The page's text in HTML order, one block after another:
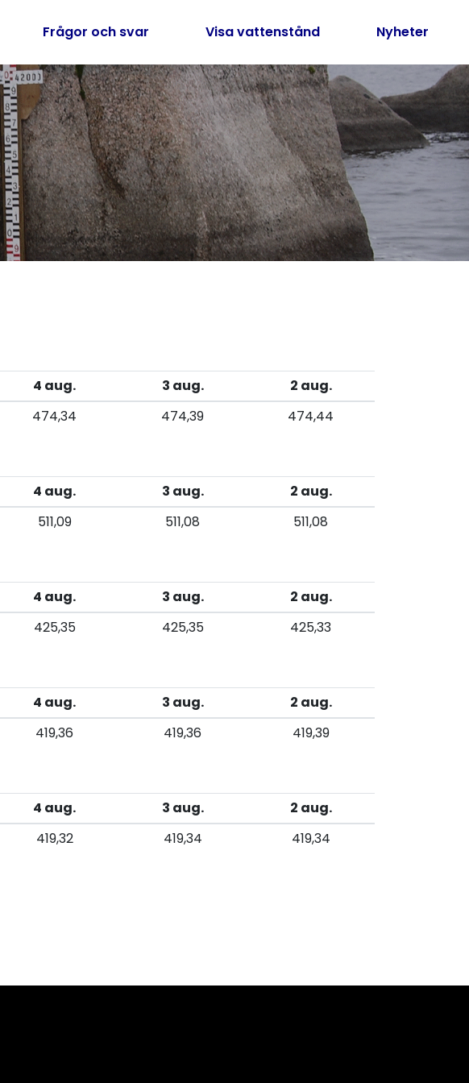
Frågor och svar Visa vattenstånd Nyheter
4 aug. 3 aug.
2 aug.
474,34 474,39 474,44
4 aug. 3 aug.
2 aug.
511,09 511,08 511,08
4 aug. 3 aug.
2 aug.
425,35 425,35 425,33
4 aug. 3 aug.
2 aug.
419,36 419,36 419,39
4 aug. 3 aug.
2 aug.
419,32 419,34 419,34